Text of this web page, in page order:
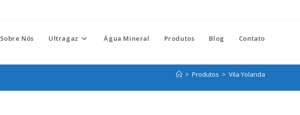
Sobre Nós Ultragaz Água Mineral Produtos Blog Contato
> Produtos > Vila Yolanda